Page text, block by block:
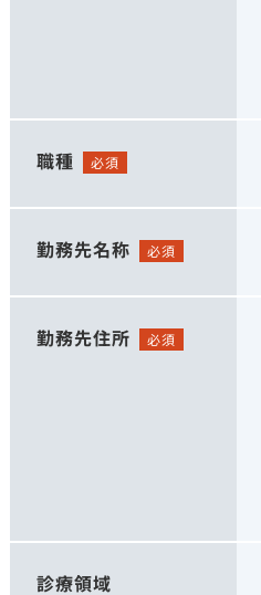
職種 必須
勤務先名称 必須
勤務先住所 必須
診療領域